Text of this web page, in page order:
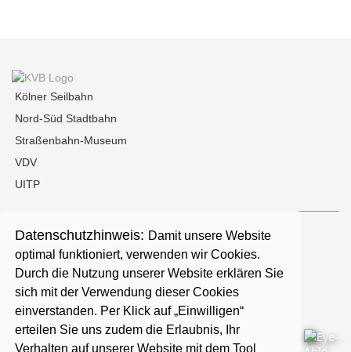
Datenschutzhinweis: Damit unsere Website
optimal funktioniert, verwenden wir Cookies.
Durch die Nutzung unserer Website erklären Sie
sich mit der Verwendung dieser Cookies
einverstanden. Per Klick auf „Einwilligen“
erteilen Sie uns zudem die Erlaubnis, Ihr
Verhalten auf unserer Website mit dem Tool
Kölner Seilbahn
Nord-Süd Stadtbahn
Straßenbahn-Museum
VDV
UITP
Kontakt
Presse
Karriere